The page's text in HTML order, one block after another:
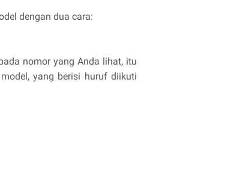
dengan dua cara:
nomor yang Anda lihat, itu
yang berisi huruf diikuti